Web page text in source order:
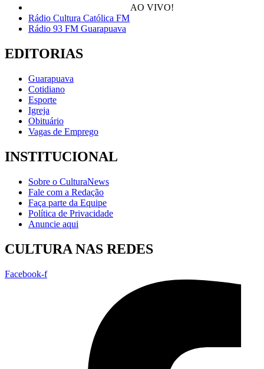
AO VIVO!
Rádio Cultura Católica FM
Rádio 93 FM Guarapuava
EDITORIAS
Guarapuava
Cotidiano
Esporte
Igreja
Obituário
Vagas de Emprego
INSTITUCIONAL
Sobre o CulturaNews
Fale com a Redação
Faça parte da Equipe
Política de Privacidade
Anuncie aqui
CULTURA NAS REDES
Facebook-f